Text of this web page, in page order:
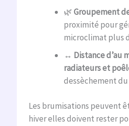
🌿Groupement
proximité pour
microclimat plus
↔️ Distance d’au
radiateurs et
dessèchement
Les brumisations peuvent
hiver elles doivent rester